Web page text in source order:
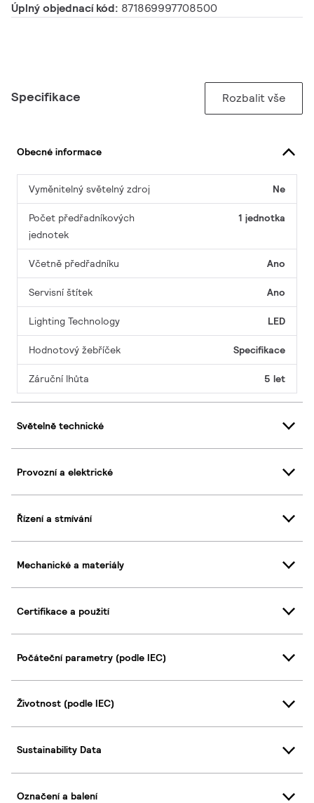
Úplný objednací kód: 871869997708500
Specifikace Rozbalit vše
Obecné informace
Vyměnitelný světelný zdroj Ne
Počet předřadníkových
jednotek
1 jednotka
Včetně předřadníku Ano
Servisní štítek Ano
Lighting Technology LED
Hodnotový žebříček Specifikace
Záruční lhůta 5 let
Světelně technické
Provozní a elektrické
Řízení a stmívání
Mechanické a materiály
Certifikace a použití
Počáteční parametry (podle IEC)
Životnost (podle IEC)
Sustainability Data
Označení a balení